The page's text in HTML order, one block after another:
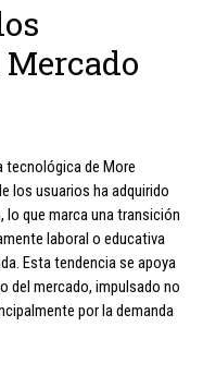
tecnológica de More
los usuarios ha adquirido
que marca una transición
laboral o educativa
Esta tendencia se apoya
del mercado, impulsado no
por la demanda